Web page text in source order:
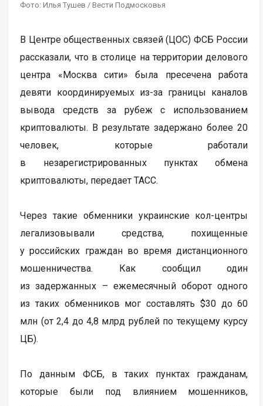
Фото: Илья Тушев / Вести Подмосковья
В Центре общественных связей (ЦОС) ФСБ России
рассказали, что в столице на территории делового
центра «Москва сити» была пресечена работа
девяти координируемых из-за границы каналов
вывода средств за рубеж с использованием
криптовалюты. В результате задержано более 20
человек, которые работали
в незарегистрированных пунктах обмена
криптовалюты, передает ТАСС.
Через такие обменники украинские кол-центры
легализовывали средства, похищенные
у российских граждан во время дистанционного
мошенничества. Как сообщил один
из задержанных – ежемесячный оборот одного
из таких обменников мог составлять $30 до 60
млн (от 2,4 до 4,8 млрд рублей по текущему курсу
ЦБ).
По данным ФСБ, в таких пунктах гражданам,
которые были под влиянием мошенников,